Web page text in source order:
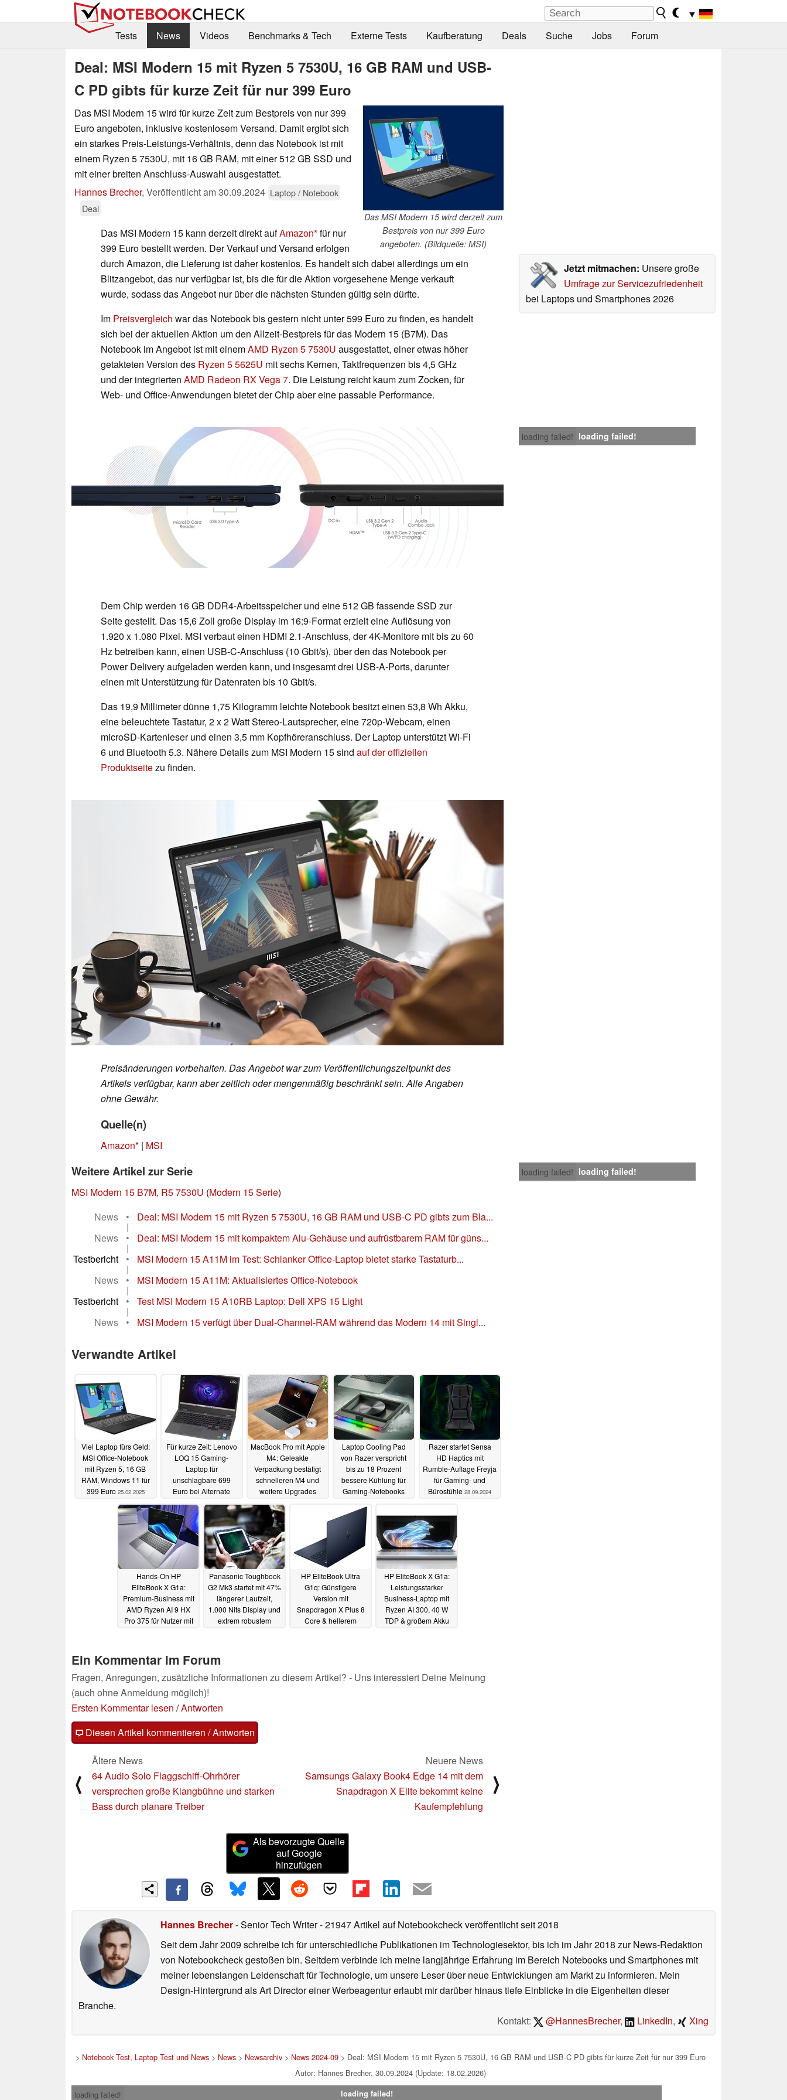
▼
Tests
News Videos Benchmarks & Tech Externe Tests Kaufberatung Deals Suche Jobs Forum
Deal: MSI Modern 15 mit Ryzen 5 7530U, 16 GB RAM und USB-
C PD gibts für kurze Zeit für nur 399 Euro
Das MSI Modern 15 wird derzeit zum
Bestpreis von nur 399 Euro
angeboten. (Bildquelle: MSI)
Das MSI Modern 15 wird für kurze Zeit zum Bestpreis von nur 399
Euro angeboten, inklusive kostenlosem Versand. Damit ergibt sich
ein starkes Preis-Leistungs-Verhältnis, denn das Notebook ist mit
einem Ryzen 5 7530U, mit 16 GB RAM, mit einer 512 GB SSD und
mit einer breiten Anschluss-Auswahl ausgestattet.
Hannes Brecher, Veröffentlicht am30.09.2024 Laptop / Notebook
Deal
Jetzt mitmachen: Unsere große
Umfrage zur Servicezufriedenheit
bei Laptops und Smartphones 2026
Das MSI Modern 15 kann derzeit direkt aufAmazon für nur
399 Euro bestellt werden. Der Verkauf und Versand erfolgen
durch Amazon, die Lieferung ist daher kostenlos. Es handelt sich dabei allerdings um ein
Blitzangebot, das nur verfügbar ist, bis die für die Aktion vorgesehene Menge verkauft
wurde, sodass das Angebot nur über die nächsten Stunden gültig sein dürfte.
Im Preisvergleich war das Notebook bis gestern nicht unter 599 Euro zu finden, es handelt
sich bei der aktuellen Aktion um den Allzeit-Bestpreis für das Modern 15 (B7M). Das
Notebook im Angebot ist mit einemAMD Ryzen 5 7530U ausgestattet, einer etwas höher
getakteten Version des Ryzen 5 5625U mit sechs Kernen, Taktfrequenzen bis 4,5 GHz
und der integrierten AMD Radeon RX Vega 7. Die Leistung reicht kaum zum Zocken, für
Web- und Office-Anwendungen bietet der Chip aber eine passable Performance.
loading failed! loading failed!
Dem Chip werden 16 GB DDR4-Arbeitsspeicher und eine 512 GB fassende SSD zur
Seite gestellt. Das 15,6 Zoll große Display im 16:9-Format erzielt eine Auflösung von
1.920 x 1.080 Pixel. MSI verbaut einen HDMI 2.1-Anschluss, der 4K-Monitore mit bis zu 60
Hz betreiben kann, einen USB-C-Anschluss (10 Gbit/s), über den das Notebook per
Power Delivery aufgeladen werden kann, und insgesamt drei USB-A-Ports, darunter
einen mit Unterstützung für Datenraten bis 10 Gbit/s.
Das 19,9 Millimeter dünne 1,75 Kilogramm leichte Notebook besitzt einen 53,8 Wh Akku,
eine beleuchtete Tastatur, 2 x 2 Watt Stereo-Lautsprecher, eine 720p-Webcam, einen
microSD-Kartenleser und einen 3,5 mm Kopfhöreranschluss. Der Laptop unterstützt Wi-Fi
6 und Bluetooth 5.3. Nähere Details zum MSI Modern 15 sind auf der offiziellen
Produktseitezu finden.
Preisänderungen vorbehalten. Das Angebot war zum Veröffentlichungszeitpunkt des
Artikels verfügbar, kann aber zeitlich oder mengenmäßig beschränkt sein. Alle Angaben
ohne Gewähr.
Quelle(n)
Amazon | MSI
loading failed! loading failed!
Weitere Artikel zur Serie
MSI Modern 15 B7M, R5 7530U (Modern 15 Serie)
News
• Deal: MSI Modern 15 mit Ryzen 5 7530U, 16 GB RAM und USB-C PD gibts zum Bla...
|
News
• Deal: MSI Modern 15 mit kompaktem Alu-Gehäuse und aufrüstbarem RAM für güns...
|
Testbericht
• MSI Modern 15 A11M im Test: Schlanker Office-Laptop bietet starke Tastaturb...
|
News
• MSI Modern 15 A11M: Aktualisiertes Office-Notebook
|
Testbericht
• Test MSI Modern 15 A10RB Laptop: Dell XPS 15 Light
|
News
• MSI Modern 15 verfügt über Dual-Channel-RAM während das Modern 14 mit Singl...
Verwandte Artikel
Viel Laptop fürs Geld:
MSI Office-Notebook
mit Ryzen 5, 16 GB
RAM, Windows 11 für
399 Euro 25.02.2025
Für kurze Zeit: Lenovo
LOQ 15 Gaming-
Laptop für
unschlagbare 699
Euro bei Alternate
04.10.2024
MacBook Pro mit Apple
M4: Geleakte
Verpackung bestätigt
schnelleren M4 und
weitere Upgrades
30.09.2024
Laptop Cooling Pad
von Razer verspricht
bis zu 18 Prozent
bessere Kühlung für
Gaming-Notebooks
Razer startet Sensa
HD Haptics mit
Rumble-Auflage Freyja
für Gaming- und
Bürostühle 28.09.2024
Hands-On HP
EliteBook X G1a:
Premium-Business mit
AMD Ryzen AI 9 HX
Pro 375 für Nutzer mit
27.09.2024
Panasonic Toughbook
G2 Mk3 startet mit 47%
längerer Laufzeit,
1.000 Nits Display und
extrem robustem
HP EliteBook Ultra
G1q: Günstigere
Version mit
Snapdragon X Plus 8
Core & hellerem
HP EliteBook X G1a:
Leistungsstarker
Business-Laptop mit
Ryzen AI 300, 40 W
TDP & großem Akku
Ein Kommentar im Forum
Fragen, Anregungen, zusätzliche Informationen zu diesem Artikel? - Uns interessiert Deine Meinung
(auch ohne Anmeldung möglich)!
Ersten Kommentar lesen /Antworten
Diesen Artikel kommentieren / Antworten
⟨
Ältere News
64 Audio Solo Flaggschiff-Ohrhörer
versprechen große Klangbühne und starken
Bass durch planare Treiber
Neuere News
Samsungs Galaxy Book4 Edge 14 mit dem
Snapdragon X Elite bekommt keine
Kaufempfehlung
⟩
Als bevorzugte Quelle
auf Google
hinzufügen
Hannes Brecher- Senior Tech Writer- 21947 Artikel auf Notebookcheck veröffentlichtseit 2018
Seit dem Jahr 2009 schreibe ich für unterschiedliche Publikationen im Technologiesektor, bis ich im Jahr 2018 zur News-Redaktion
von Notebookcheck gestoßen bin. Seitdem verbinde ich meine langjährige Erfahrung im Bereich Notebooks und Smartphones mit
meiner lebenslangen Leidenschaft für Technologie, um unsere Leser über neue Entwicklungen am Markt zu informieren. Mein
Design-Hintergrund als Art Director einer Werbeagentur erlaubt mir darüber hinaus tiefe Einblicke in die Eigenheiten dieser
Branche.
Kontakt:
@HannesBrecher, LinkedIn, Xing
> Notebook Test, Laptop Test und News > News > Newsarchiv > News 2024-09 > Deal: MSI Modern 15 mit Ryzen 5 7530U, 16 GB RAM und USB-C PD gibts für kurze Zeit für nur 399 Euro
Autor: Hannes Brecher, 30.09.2024 (Update: 18.02.2026)
loading failed!
loading failed!